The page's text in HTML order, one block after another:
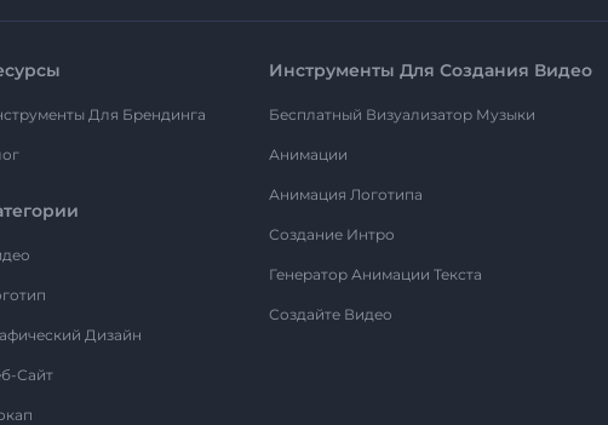
Для Брендинга
Дизайн
Сайт
Инструменты Для Создания Видео
Бесплатный Визуализатор Музыки
Анимации
Анимация Логотипа
Создание Интро
Генератор Анимации Текста
Создайте Видео